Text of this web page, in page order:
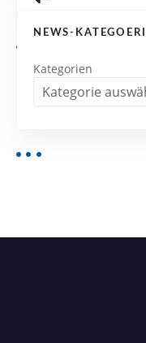
NEWS-
Kategorien